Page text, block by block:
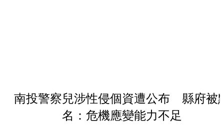
南投警察兒涉性侵個資遭公布 縣府被
名：危機應變能力不足